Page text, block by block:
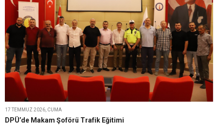
17 TEMMUZ 2026, CUMA
DPÜ’de Makam Şoförü Trafik Eğitimi